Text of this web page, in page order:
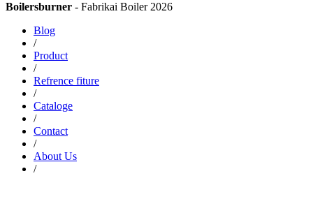
Boilersburner - Fabrikai Boiler 2026
Blog
/
Product
/
Refrence fiture
/
Cataloge
/
Contact
/
About Us
/